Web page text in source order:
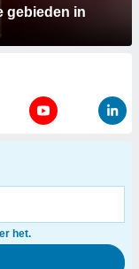
gebieden in
het.